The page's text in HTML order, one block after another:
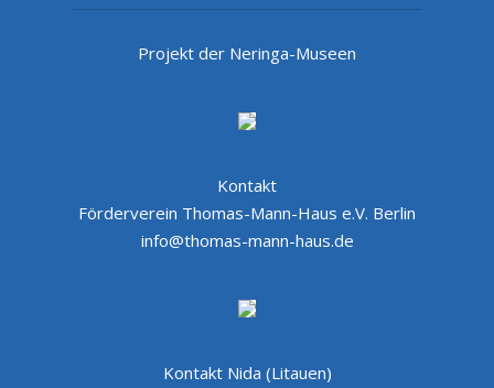
Projekt der Neringa-Museen
Kontakt
Förderverein Thomas-Mann-Haus e.V. Berlin
info@thomas-mann-haus.de
Kontakt Nida (Litauen)